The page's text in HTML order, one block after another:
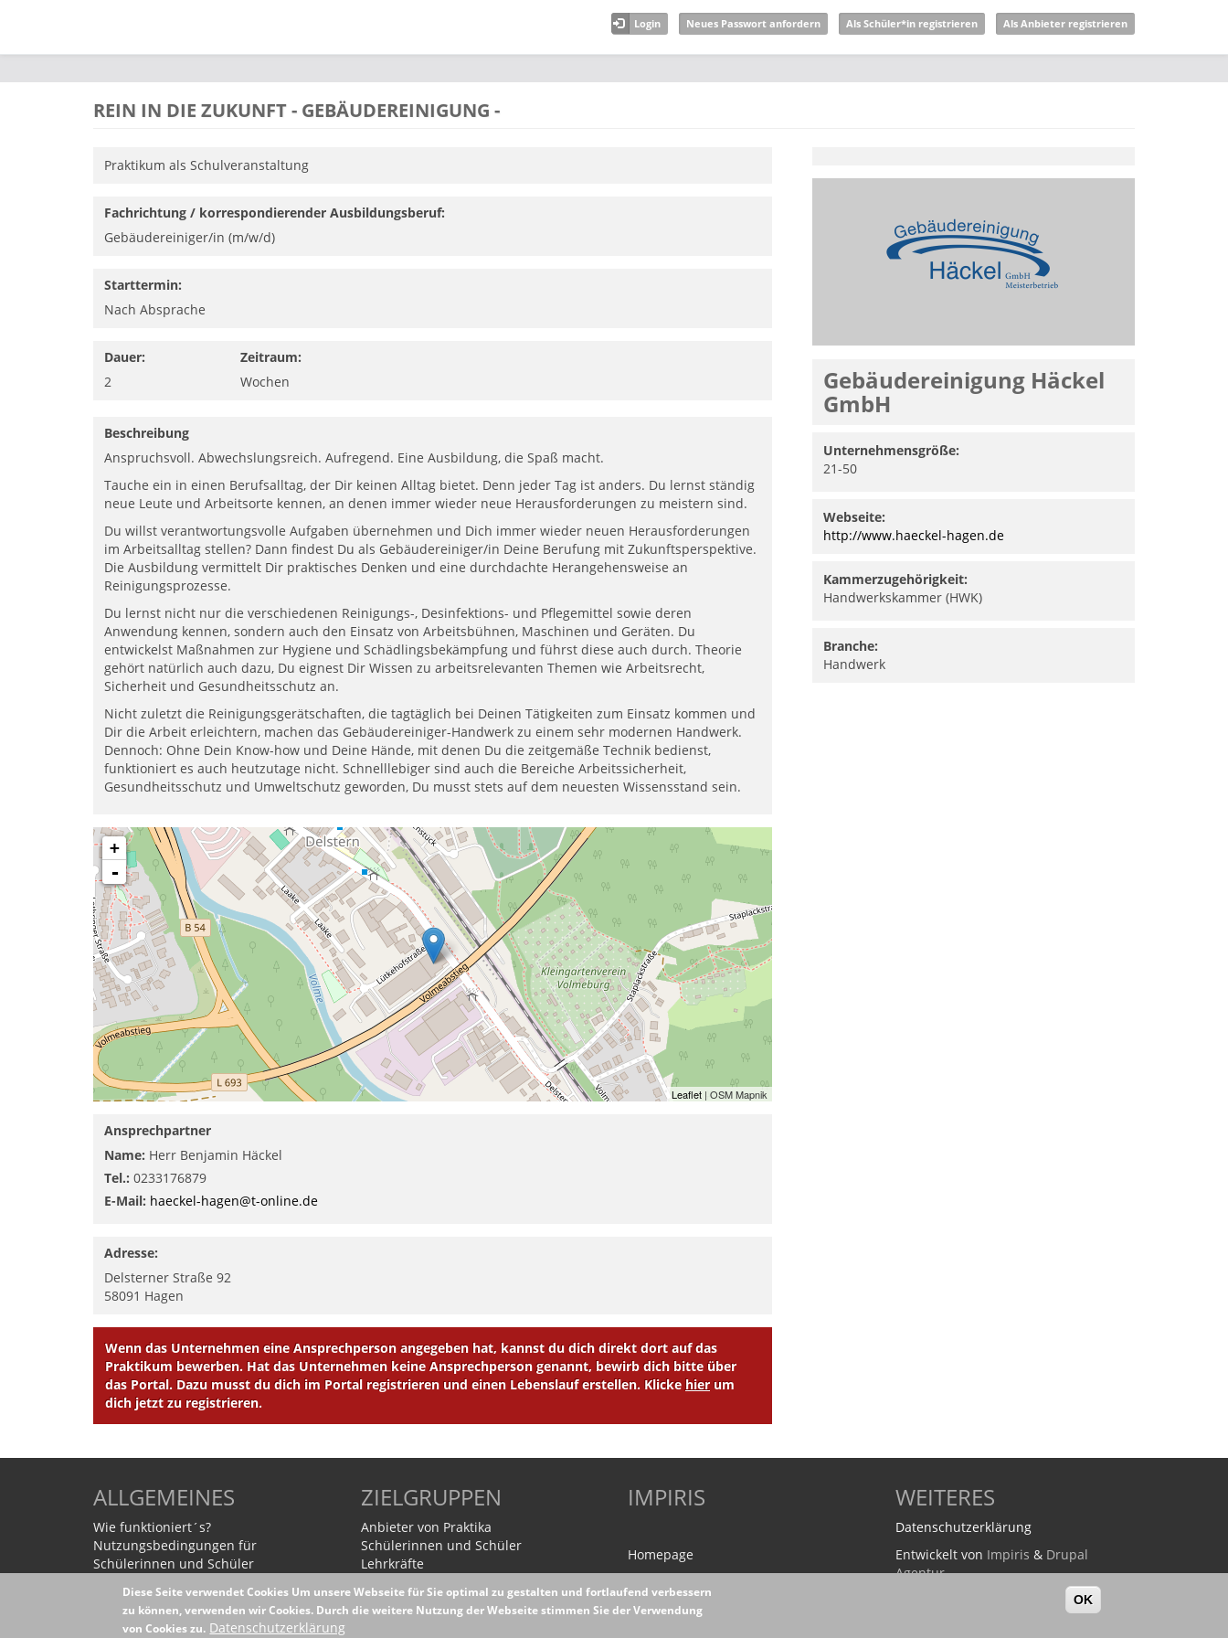
Login Neues Passwort anfordern Als Schüler*in registrieren Als Anbieter registrieren
REIN IN DIE ZUKUNFT - GEBÄUDEREINIGUNG -
Praktikum als Schulveranstaltung
Fachrichtung / korrespondierender Ausbildungsberuf:
Gebäudereiniger/in (m/w/d)
Starttermin:
Nach Absprache
Dauer:
2
Zeitraum:
Wochen
Beschreibung
Anspruchsvoll. Abwechslungsreich. Aufregend. Eine Ausbildung, die Spaß macht.
Tauche ein in einen Berufsalltag, der Dir keinen Alltag bietet. Denn jeder Tag ist anders. Du lernst ständig
neue Leute und Arbeitsorte kennen, an denen immer wieder neue Herausforderungen zu meistern sind.
Du willst verantwortungsvolle Aufgaben übernehmen und Dich immer wieder neuen Herausforderungen
im Arbeitsalltag stellen? Dann findest Du als Gebäudereiniger/in Deine Berufung mit Zukunftsperspektive.
Die Ausbildung vermittelt Dir praktisches Denken und eine durchdachte Herangehensweise an
Reinigungsprozesse.
Du lernst nicht nur die verschiedenen Reinigungs-, Desinfektions- und Pflegemittel sowie deren
Anwendung kennen, sondern auch den Einsatz von Arbeitsbühnen, Maschinen und Geräten. Du
entwickelst Maßnahmen zur Hygiene und Schädlingsbekämpfung und führst diese auch durch. Theorie
gehört natürlich auch dazu, Du eignest Dir Wissen zu arbeitsrelevanten Themen wie Arbeitsrecht,
Sicherheit und Gesundheitsschutz an.
Nicht zuletzt die Reinigungsgerätschaften, die tagtäglich bei Deinen Tätigkeiten zum Einsatz kommen und
Dir die Arbeit erleichtern, machen das Gebäudereiniger-Handwerk zu einem sehr modernen Handwerk.
Dennoch: Ohne Dein Know-how und Deine Hände, mit denen Du die zeitgemäße Technik bedienst,
funktioniert es auch heutzutage nicht. Schnelllebiger sind auch die Bereiche Arbeitssicherheit,
Gesundheitsschutz und Umweltschutz geworden, Du musst stets auf dem neuesten Wissensstand sein.
+
-
Leaflet | OSM Mapnik
Ansprechpartner
Name: Herr Benjamin Häckel
Tel.: 0233176879
E-Mail: haeckel-hagen@t-online.de
Adresse:
Delsterner Straße 92
58091 Hagen
Wenn das Unternehmen eine Ansprechperson angegeben hat, kannst du dich direkt dort auf das
Praktikum bewerben. Hat das Unternehmen keine Ansprechperson genannt, bewirb dich bitte über
das Portal. Dazu musst du dich im Portal registrieren und einen Lebenslauf erstellen. Klicke hier um
dich jetzt zu registrieren.
Gebäudereinigung Häckel
GmbH
Unternehmensgröße:
21-50
Webseite:
http://www.haeckel-hagen.de
Kammerzugehörigkeit:
Handwerkskammer (HWK)
Branche:
Handwerk
ALLGEMEINES
Wie funktioniert´s?
Nutzungsbedingungen für
Schülerinnen und Schüler
Unternehmen
Datenschutzerklärung
ZIELGRUPPEN
Anbieter von Praktika
Schülerinnen und Schüler
Lehrkräfte
IMPIRIS
Homepage
WEITERES
Datenschutzerklärung
Entwickelt von Impiris & Drupal
Agentur
Diese Seite verwendet Cookies Um unsere Webseite für Sie optimal zu gestalten und fortlaufend verbessern
zu können, verwenden wir Cookies. Durch die weitere Nutzung der Webseite stimmen Sie der Verwendung
von Cookies zu. Datenschutzerklärung
OK